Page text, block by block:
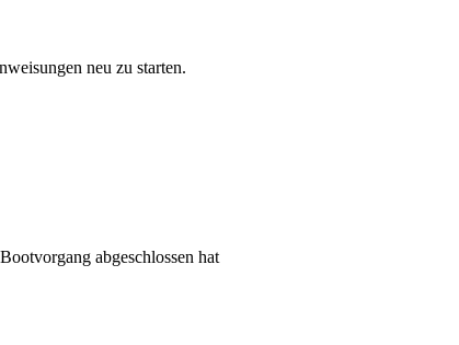
neu zu starten.
abgeschlossen hat